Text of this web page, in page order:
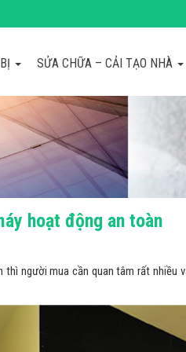
SỬA CHỮA – CẢI TẠO NHÀ
hoạt động an toàn
người mua cần quan tâm rất nhiều